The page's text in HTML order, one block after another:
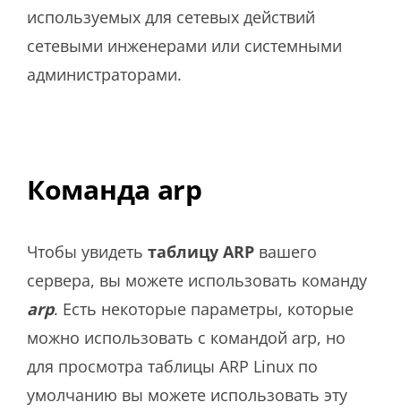
используемых для сетевых действий
сетевыми инженерами или системными
администраторами.
Команда arp
Чтобы увидеть таблицу ARP вашего
сервера, вы можете использовать команду
arp. Есть некоторые параметры, которые
можно использовать с командой arp, но
для просмотра таблицы ARP Linux по
умолчанию вы можете использовать эту